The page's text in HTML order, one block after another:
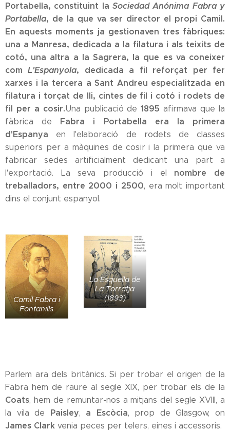
Portabella, constituint la Sociedad Anónima Fabra y
Portabella, de la que va ser director el propi Camil.
En aquests moments ja gestionaven tres fàbriques:
una a Manresa, dedicada a la filatura i als teixits de
cotó, una altra a la Sagrera, la que es va coneixer
comL'Espanyola, dedicada a fil reforçat per fer
xarxes i la tercera a Sant Andreu especialitzada en
filatura i torçat de lli, cintes de fil i cotó i rodets de
fil per a cosir.Una publicació de1895 afirmava que la
fàbrica de Fabra i Portabella era la primera
d'Espanya en l'elaboració de rodets de classes
superiors per a màquines de cosir i la primera que va
fabricar sedes artificialment dedicant una part a
l'exportació. La seva producció i el nombre de
treballadors, entre 2000 i 2500, era molt important
dins el conjunt espanyol.
Camil Fabra i
Fontanills
La Esquella de
La Torratja
(1893)
Parlem ara dels britànics. Si per trobar el origen de la
Fabra hem de raure al segle XIX, per trobar els de la
Coats, hem de remuntar-nos a mitjans del segle XVIII, a
la vila de Paisley, a Escòcia, prop de Glasgow, on
James Clark venia peces per telers, eines i accessoris.